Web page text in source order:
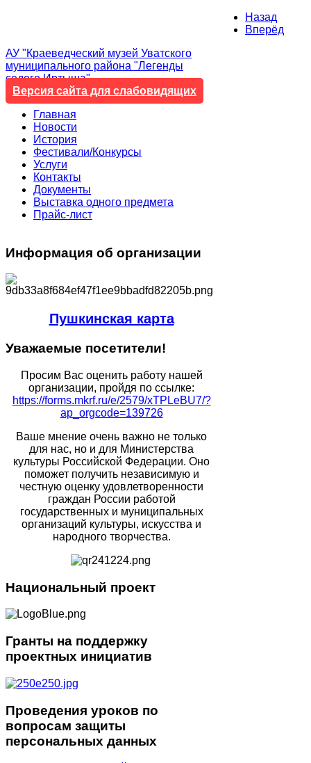
Назад
Вперёд
АУ "Краеведческий музей Уватского
муниципального района "Легенды
седого Иртыша"
Версия сайта для слабовидящих
Главная
Новости
История
Фестивали/Конкурсы
Услуги
Контакты
Документы
Выставка одного предмета
Прайс-лист
Информация об организации
Пушкинская карта
Уважаемые посетители!
Просим Вас оценить работу нашей
организации, пройдя по ссылке:
https://forms.mkrf.ru/e/2579/xTPLeBU7/?
ap_orgcode=139726
Ваше мнение очень важно не только
для нас, но и для Министерства
культуры Российской Федерации. Оно
поможет получить независимую и
честную оценку удовлетворенности
граждан России работой
государственных и муниципальных
организаций культуры, искусства и
народного творчества.
Национальный проект
Гранты на поддержку
проектных инициатив
Проведения уроков по
вопросам защиты
персональных данных